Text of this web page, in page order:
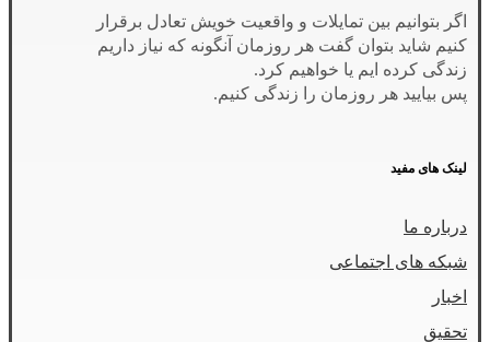
اگر بتوانیم بین تمایلات و واقعیت خویش تعادل برقرار
کنیم شاید بتوان گفت هر روزمان آنگونه که نیاز داریم
زندگی کرده ایم یا خواهیم کرد.
پس بیایید هر روزمان را زندگی کنیم.
لینک های مفید
درباره ما
شبکه های اجتماعی
اخبار
تحقیق